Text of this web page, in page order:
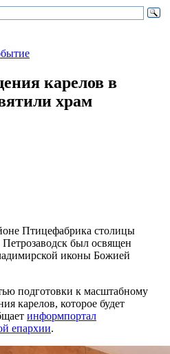
карелов в
храм
Птицефабрика столицы
был освящен
иконы Божией
подготовки к масштабному
карелов, которое будет
информпортал
епархии.